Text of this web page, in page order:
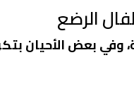
الرضع
بعض الأحيان